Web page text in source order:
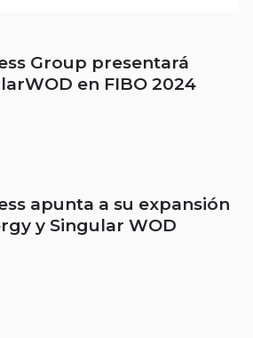
Group presentará
en FIBO 2024
apunta a su expansión
y Singular WOD